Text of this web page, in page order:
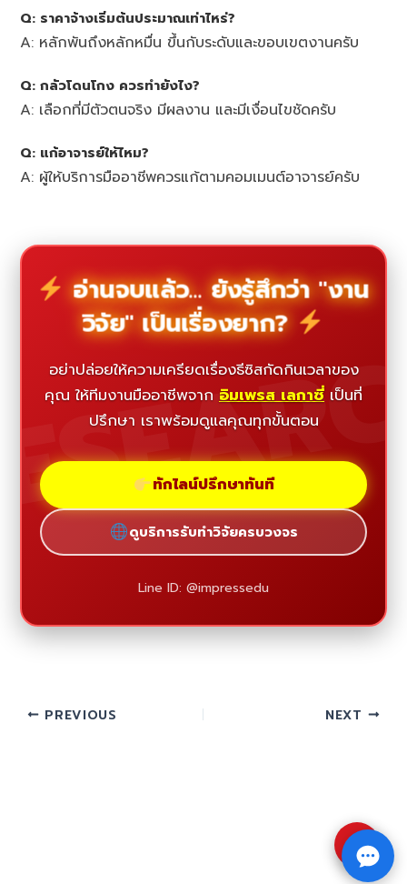
Q: ราคาจ้างเริ่มต้นประมาณเท่าไหร่?
A: หลักพันถึงหลักหมื่น ขึ้นกับระดับและขอบเขตงานครับ
Q: กลัวโดนโกง ควรทำยังไง?
A: เลือกที่มีตัวตนจริง มีผลงาน และมีเงื่อนไขชัดครับ
Q: แก้อาจารย์ให้ไหม?
A: ผู้ให้บริการมืออาชีพควรแก้ตามคอมเมนต์อาจารย์ครับ
อ่านจบแล้ว... ยังรู้สึกว่า "งาน
วิจัย" เป็นเรื่องยาก?
อย่าปล่อยให้ความเครียดเรื่องธีซิสกัดกินเวลาของ
คุณ ให้ทีมงานมืออาชีพจาก อิมเพรส เลกาซี่ เป็นที่
ปรึกษา เราพร้อมดูแลคุณทุกขั้นตอน
ทักไลน์ปรึกษาทันที
ดูบริการรับทำวิจัยครบวงจร
Line ID: @impressedu
PREVIOUS NEXT
⇧